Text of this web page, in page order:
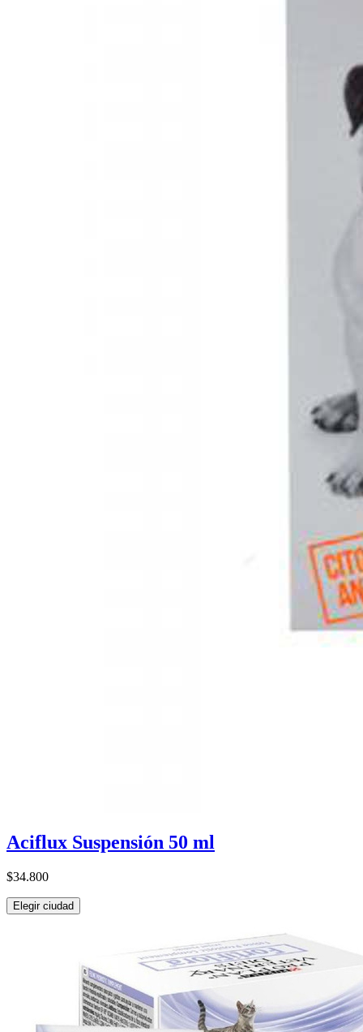
Aciflux Suspensión 50 ml
$34.800
Elegir ciudad